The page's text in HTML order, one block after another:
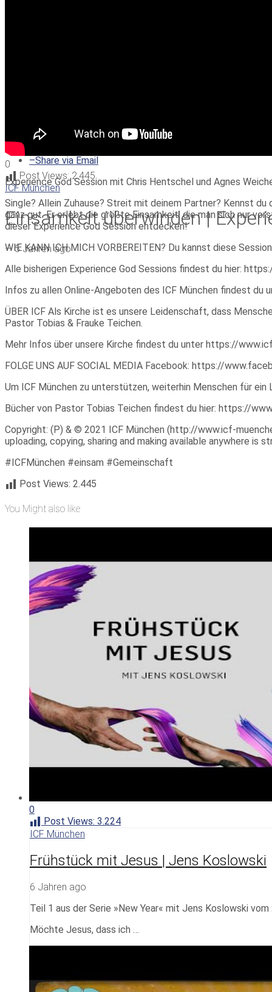
0
Post Views: 2.445
ICF München
Einsamkeit überwinden |
— 5 Jahren ago
Share on Twitter
–Share on Facebook
–Share via Email
Experience God Session mit Chris Hentschel und Agnes
Single? Allein Zuhause? Streit mit deinem Partner? Kennst
ganz gut. Er erlebt die größte Einsamkeit, die man sich nur
dieser Experience God Session entdecken!
WIE KANN ICH MICH VORBEREITEN? Du kannst diese
Alle bisherigen Experience God Sessions findest du hier:
Infos zu allen Online-Angeboten des ICF München findest
ÜBER ICF Als Kirche ist es unsere Leidenschaft, dass
Pastor Tobias & Frauke Teichen.
Mehr Infos über unsere Kirche findest du unter https://
FOLGE UNS AUF SOCIAL MEDIA Facebook: https://
Um ICF München zu unterstützen, weiterhin Menschen für
Bücher von Pastor Tobias Teichen findest du hier: https://
Copyright: (P) & © 2021 ICF München (http://www.icf-
uploading, copying, sharing and making available anywhere is
#ICFMünchen #einsam #Gemeinschaft
Post Views: 2.445
You Might also like
0
Post Views: 3.224
ICF München
Frühstück mit Jesus | Jens Koslowski
6 Jahren ago
Teil 1 aus der Serie »New Year« mit Jens Koslowski vom
Möchte Jesus, dass ich …